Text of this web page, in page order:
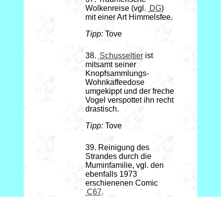
Wolkenreise (vgl. DG)
mit einer Art Himmelsfee.
Tipp:Tove
38. Schusseltierist
mitsamt seiner
Knopfsammlungs-
Wohnkaffeedose
umgekippt und der freche
Vogel verspottet ihn recht
drastisch.
Tipp:Tove
39. Reinigung des
Strandes durch die
Muminfamilie, vgl. den
ebenfalls 1973
erschienenen Comic
C67.